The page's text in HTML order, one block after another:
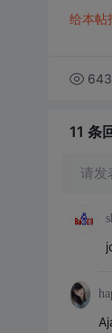
给本帖
643
11 条
请发